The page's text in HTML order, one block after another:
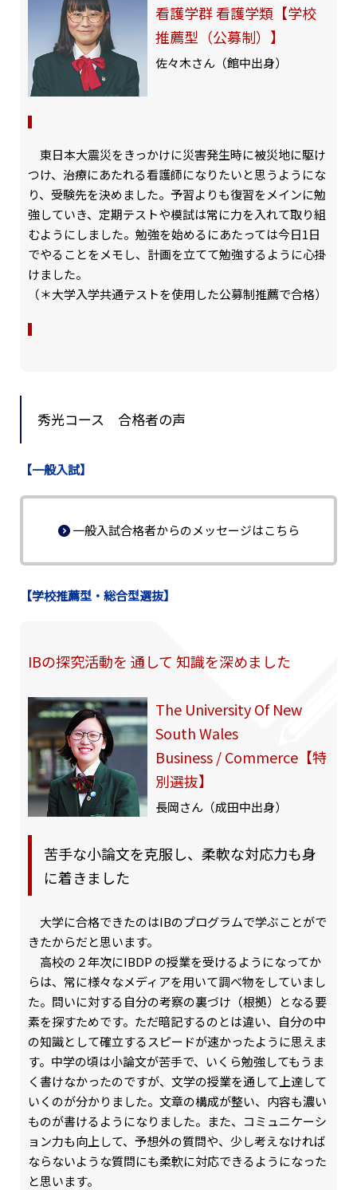
看護学群 看護学類【学校
推薦型（公募制）】
佐々木さん（館中出身）
東日本大震災をきっかけに災害発生時に被災地に駆け
つけ、治療にあたれる看護師になりたいと思うようにな
り、受験先を決めました。予習よりも復習をメインに勉
強していき、定期テストや模試は常に力を入れて取り組
むようにしました。勉強を始めるにあたっては今日1日
でやることをメモし、計画を立てて勉強するように心掛
けました。
（＊大学入学共通テストを使用した公募制推薦で合格）
秀光コース 合格者の声
【一般入試】
一般入試合格者からのメッセージはこちら
【学校推薦型・総合型選抜】
IBの探究活動を 通して 知識を深めました
The University Of New
South Wales
Business / Commerce【特
別選抜】
長岡さん（成田中出身）
苦手な小論文を克服し、柔軟な対応力も身
に着きました
大学に合格できたのはIBのプログラムで学ぶことがで
きたからだと思います。
高校の２年次にIBDP の授業を受けるようになってか
らは、常に様々なメディアを用いて調べ物をしていまし
た。問いに対する自分の考察の裏づけ（根拠）となる要
素を探すためです。ただ暗記するのとは違い、自分の中
の知識として確立するスピードが速かったように思えま
す。中学の頃は小論文が苦手で、いくら勉強してもうま
く書けなかったのですが、文学の授業を通して上達して
いくのが分かりました。文章の構成が整い、内容も濃い
ものが書けるようになりました。また、コミュニケーシ
ョン力も向上して、予想外の質問や、少し考えなければ
ならないような質問にも柔軟に対応できるようになった
と思います。